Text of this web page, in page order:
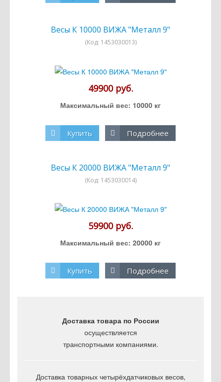
Весы К 10000 ВИЖА "Металл 9"
(Код: 1453030013)
49900 руб.
Максимальный вес: 10000 кг
Купить Подробнее
Весы К 20000 ВИЖА "Металл 9"
(Код: 1453030014)
59900 руб.
Максимальный вес: 20000 кг
Купить Подробнее
Доставка товара по России
осуществляется
транспортными компаниями.
Доставка товарных четырёхдатчиковых весов,